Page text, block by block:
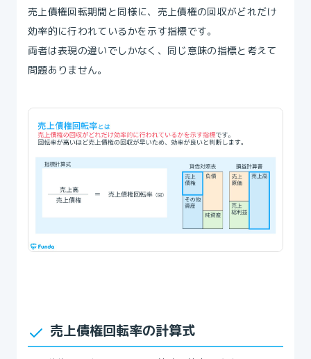
売上債権回転期間と同様に、売上債権の回収がどれだけ
効率的に行われているかを示す指標です。
両者は表現の違いでしかなく、同じ意味の指標と考えて
問題ありません。
売上債権回転率の計算式